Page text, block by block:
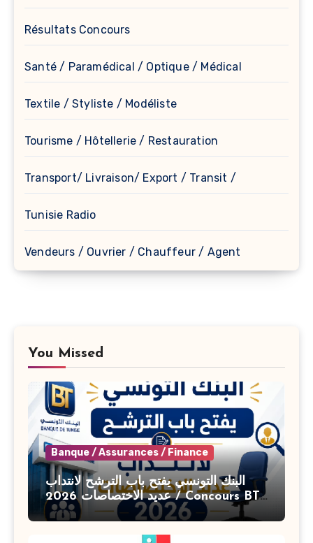
Résultats Concours
Santé / Paramédical / Optique / Médical
Textile / Styliste / Modéliste
Tourisme / Hôtellerie / Restauration
Transport/ Livraison/ Export / Transit /
Tunisie Radio
Vendeurs / Ouvrier / Chauffeur / Agent
You Missed
Banque / Assurances / Finance
البنك التونسي يفتح باب الترشح لانتداب
عديد الاختصاصات 2026 / Concours BT
Banque de Tunisie 2026